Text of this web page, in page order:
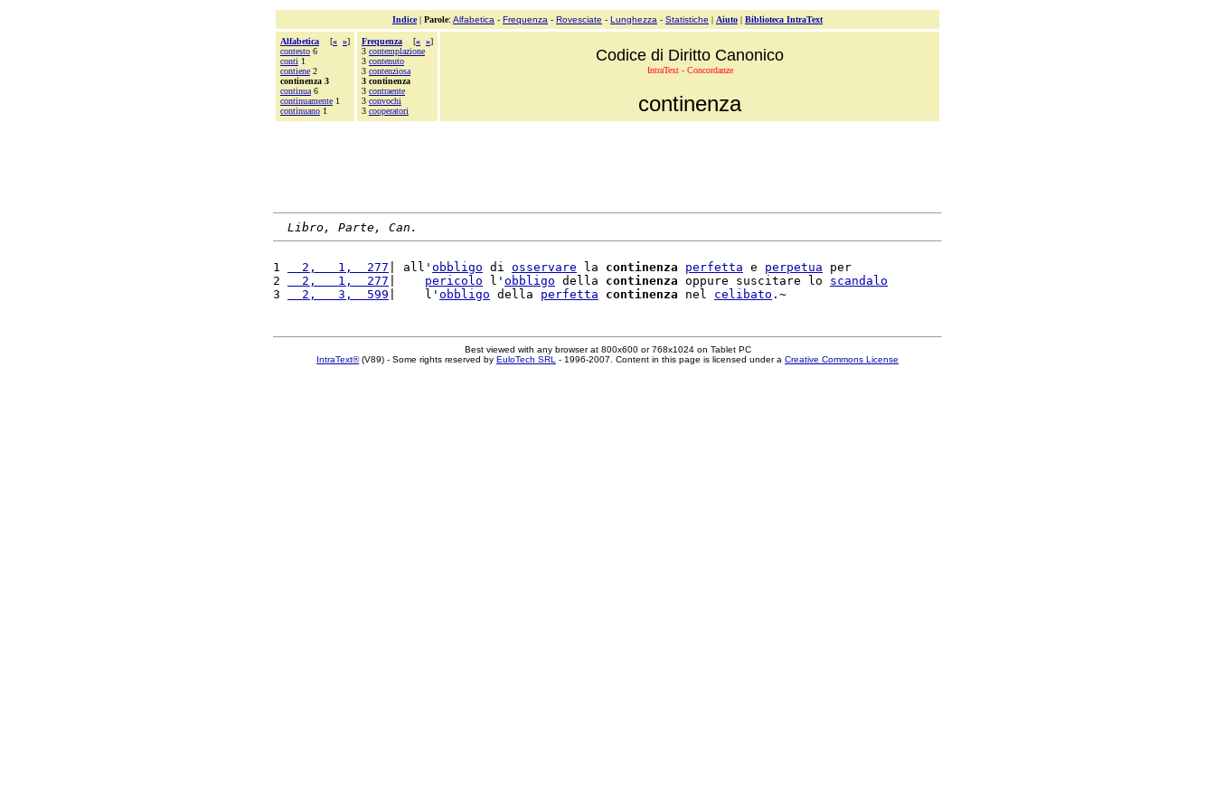
Indice| Parole: Alfabetica - Frequenza - Rovesciate - Lunghezza - Statistiche | Aiuto | Biblioteca IntraText
Alfabetica [« »]
contesto 6
conti 1
contiene 2
continenza 3
continua 6
continuamente 1
continuano 1
Frequenza [« »]
3 contemplazione
3 contenuto
3 contenziosa
3 continenza
3 contraente
3 convochi
3 cooperatori
Codice di Diritto Canonico
IntraText - Concordanze
continenza
Libro, Parte, Can.
1
  2,   1,  277
| all' obbligo di osservare la continenza perfetta e perpetua per
2
  2,   1,  277
pericolo l' obbligo della continenza oppure suscitare lo scandalo
3
  2,   3,  599
|    l' obbligo della perfetta continenza nel celibato
Best viewed with any browser at 800x600 or 768x1024 on Tablet PC
IntraText®(V89) - Some rights reserved by EuloTech SRL - 1996-2007. Content in this page is licensed under a Creative Commons License